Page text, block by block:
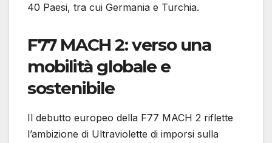
40 Paesi, tra cui Germania e Turchia.
F77 MACH 2: verso una
mobilità globale e
sostenibile
Il debutto europeo della F77 MACH 2 riflette
l’ambizione di Ultraviolette di imporsi sulla